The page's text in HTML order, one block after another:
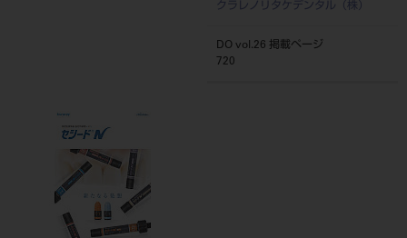
クラレノリタケデンタル（株）
DO vol.26 掲載ページ
720